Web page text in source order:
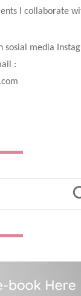
I collaborate
sosial media
: